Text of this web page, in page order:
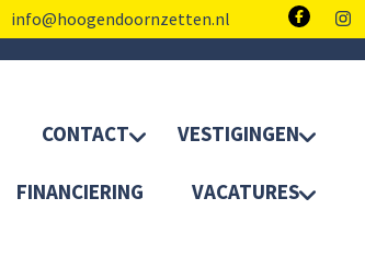
info@hoogendoornzetten.nl
CONTACT VESTIGINGEN
FINANCIERING VACATURES